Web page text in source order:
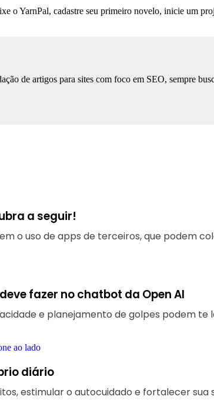
o YarnPal, cadastre seu primeiro novelo, inicie um
de artigos para sites com foco em SEO, sempre
a seguir!
o uso de apps de terceiros, que podem
fazer no chatbot da Open AI
e planejamento de golpes podem te
diário
estimular o autocuidado e fortalecer sua